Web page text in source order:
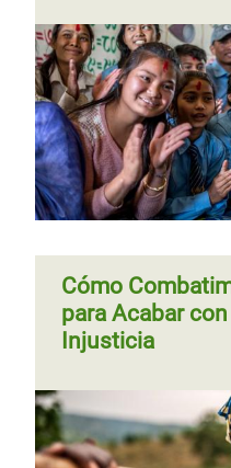
Cómo
para Acabar
Injusticia